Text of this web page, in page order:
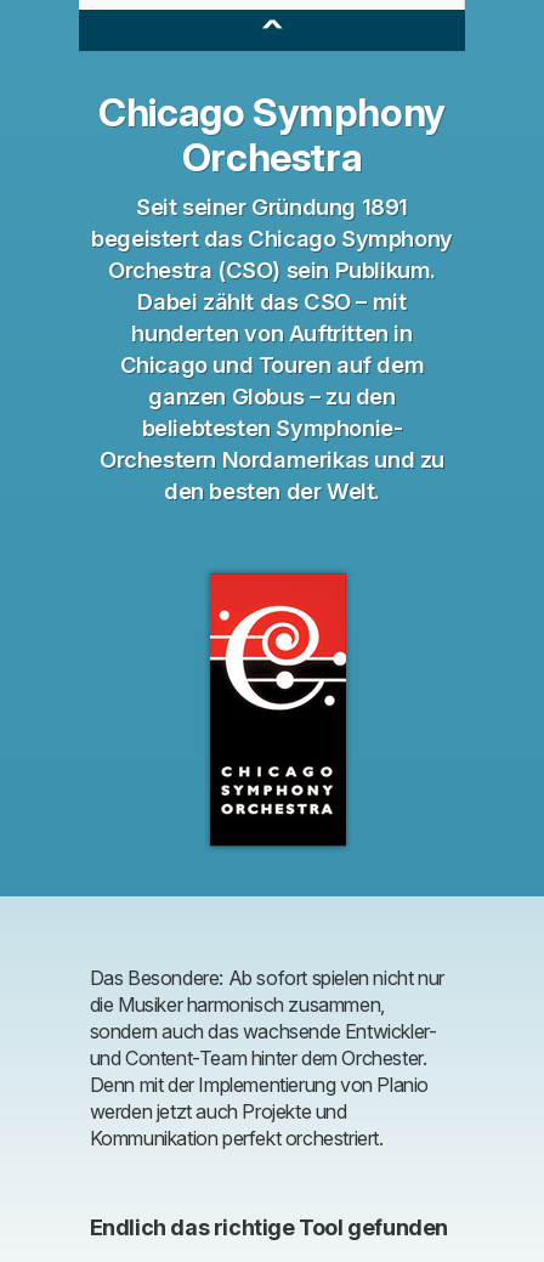
^
Chicago Symphony
Orchestra
Seit seiner Gründung 1891
begeistert das Chicago Symphony
Orchestra (CSO) sein Publikum.
Dabei zählt das CSO – mit
hunderten von Auftritten in
Chicago und Touren auf dem
ganzen Globus – zu den
beliebtesten Symphonie-
Orchestern Nordamerikas und zu
den besten der Welt.
Das Besondere: Ab sofort spielen nicht nur
die Musiker harmonisch zusammen,
sondern auch das wachsende Entwickler-
und Content-Team hinter dem Orchester.
Denn mit der Implementierung von Planio
werden jetzt auch Projekte und
Kommunikation perfekt orchestriert.
Endlich das richtige Tool gefunden